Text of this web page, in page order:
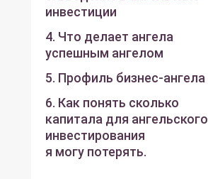
инвестиции
4. Что делает ангела
успешным ангелом
5. Профиль бизнес-ангела
6. Как понять сколько
капитала для ангельского
инвестирования
я могу потерять.